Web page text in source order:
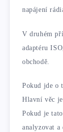
napájení
V druhém
adaptéru
obchodě.
Pokud jde o
Hlavní věc
Pokud je
analyzovat